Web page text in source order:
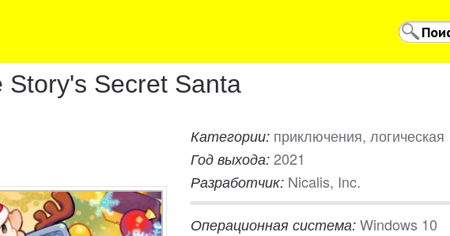
Story's Secret Santa
Категории: приключения, логическая
Год выхода: 2021
Разработчик: Nicalis, Inc.
Операционная система: Windows 10